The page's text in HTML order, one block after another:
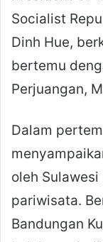
Socialist
Dinh Hue,
bertemu
Perjuangan,
Dalam
oleh
pariwisata.
Bandungan